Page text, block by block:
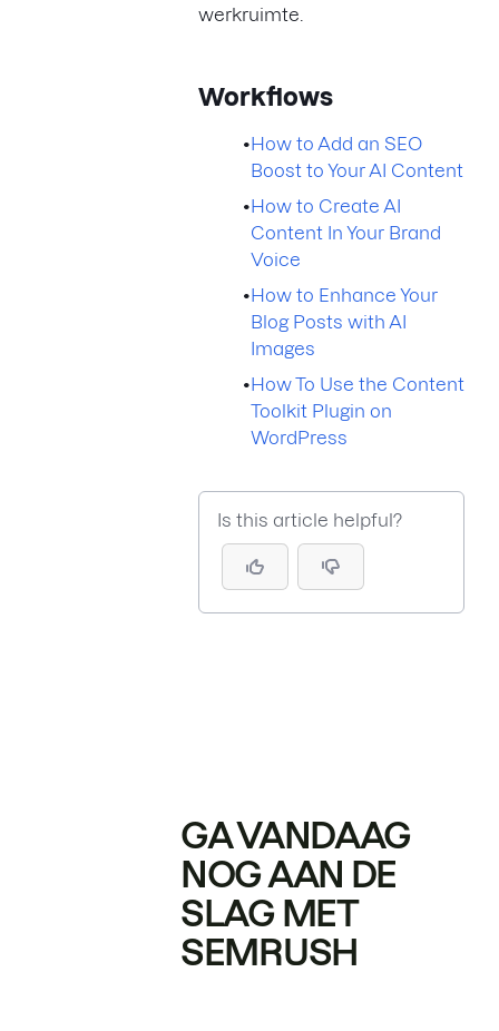
werkruimte.
Workflows
•How to Add an SEO
Boost to Your AI Content
•How to Create AI
Content In Your Brand
Voice
•How to Enhance Your
Blog Posts with AI
Images
•How To Use the Content
Toolkit Plugin on
WordPress
Is this article helpful?
GA VANDAAG
NOG AAN DE
SLAG MET
SEMRUSH